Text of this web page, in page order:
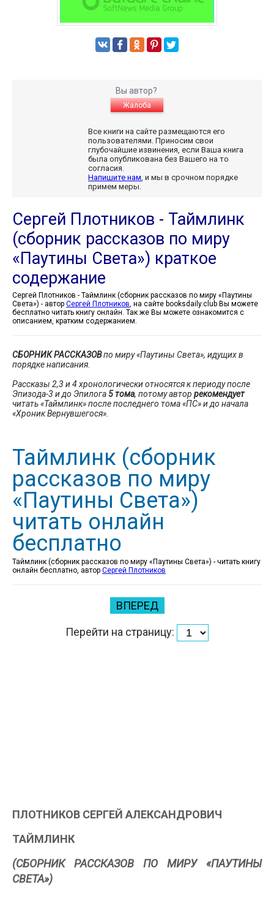
Вы автор?
Жалоба
Все книги на сайте размещаются его
пользователями. Приносим свои
глубочайшие извинения, если Ваша книга
была опубликована без Вашего на то
согласия.
Напишите нам, и мы в срочном порядке
примем меры.
Сергей Плотников - Таймлинк
(сборник рассказов по миру
«Паутины Света») краткое
содержание
Сергей Плотников - Таймлинк (сборник рассказов по миру «Паутины
Света») - автор Сергей Плотников, на сайте booksdaily.club Вы можете
бесплатно читать книгу онлайн. Так же Вы можете ознакомится с
описанием, кратким содержанием.
СБОРНИК РАССКАЗОВпо миру «Паутины Света», идущих в
порядке написания.
Рассказы 2,3 и 4 хронологически относятся к периоду после
Эпизода-3 и до Эпилога5 тома, потому автор рекомендует
читать «Таймлинк» после последнего тома «ПС» и до начала
«Хроник Вернувшегося».
Таймлинк (сборник
рассказов по миру
«Паутины Света»)
читать онлайн
бесплатно
Таймлинк (сборник рассказов по миру «Паутины Света») - читать книгу
онлайн бесплатно, автор Сергей Плотников
ВПЕРЕД
Перейти на страницу:
ПЛОТНИКОВ СЕРГЕЙ АЛЕКСАНДРОВИЧ
ТАЙМЛИНК
(СБОРНИК РАССКАЗОВ ПО МИРУ «ПАУТИНЫ
СВЕТА»)